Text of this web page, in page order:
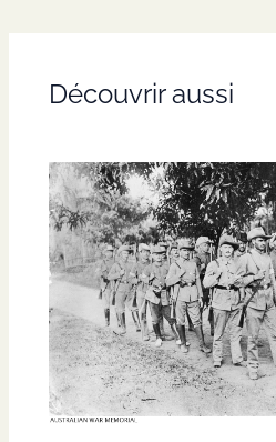
Découvrir aussi